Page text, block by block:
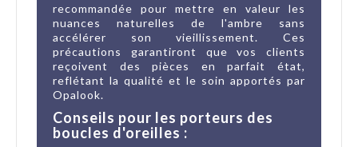
recommandée pour mettre en valeur les
nuances naturelles de l'ambre sans
accélérer son vieillissement. Ces
précautions garantiront que vos clients
reçoivent des pièces en parfait état,
reflétant la qualité et le soin apportés par
Opalook.
Conseils pour les porteurs des
boucles d'oreilles :